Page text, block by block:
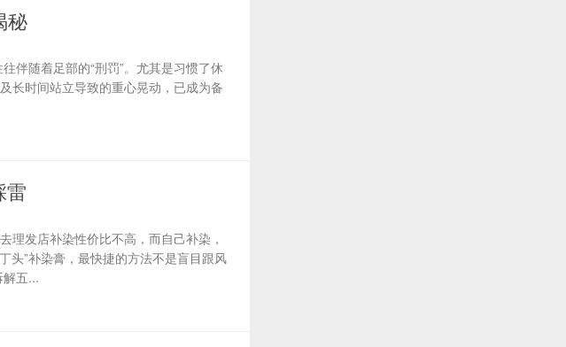
秘
伴随着足部的“刑罚”。尤其是习惯了休
长时间站立导致的重心晃动，已成为备
雷
理发店补染性价比不高，而自己补染，
头”补染膏，最快捷的方法不是盲目跟风
五...